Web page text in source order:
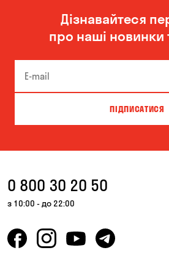
Бориспіль
Бровари
Велика Северинка
Горенка
Дізнавайтеся
про наші новинки
ПІДПИСАТИСЯ
0 800 30 20 50
з 10:00 - до 22:00